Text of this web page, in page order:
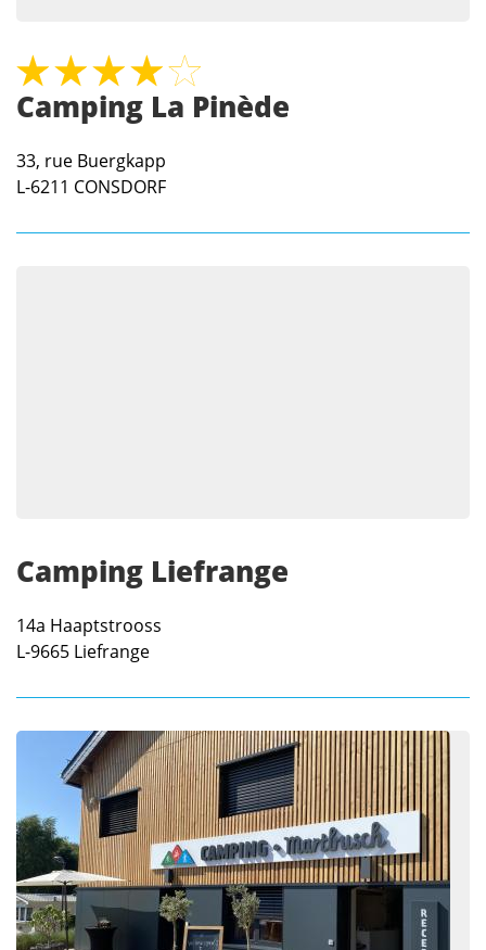
Camping La Pinède
33, rue Buergkapp
L-6211 CONSDORF
Camping Liefrange
14a Haaptstrooss
L-9665 Liefrange